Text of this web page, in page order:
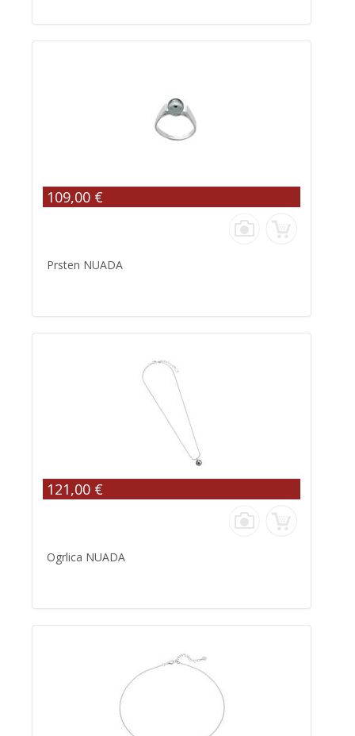
109,00 €
Prsten NUADA
121,00 €
Ogrlica NUADA